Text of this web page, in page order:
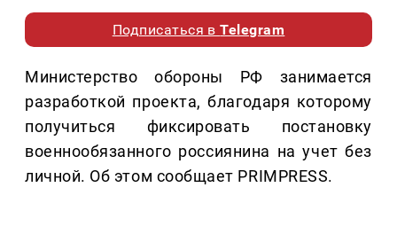
Подписаться вTelegram
Министерство обороны РФ занимается
разработкой проекта, благодаря которому
получиться фиксировать постановку
военнообязанного россиянина на учет без
личной. Об этом сообщает PRIMPRESS.